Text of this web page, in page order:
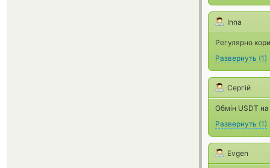
Inna
Регулярно
Развернуть (1)
Сергій
Обмін USDT
Развернуть (1)
Evgen